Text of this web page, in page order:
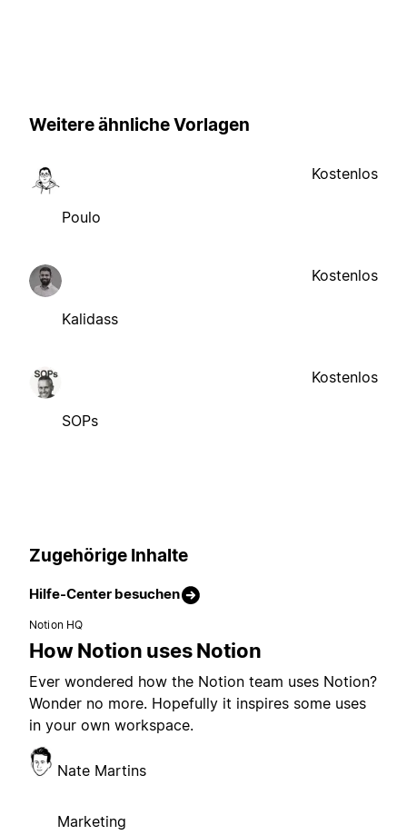
Weitere ähnliche Vorlagen
Poulo
Kostenlos
Kalidass
Kostenlos
SOPs
Kostenlos
Zugehörige Inhalte
Hilfe-Center besuchen
Notion HQ
How Notion uses Notion
Ever wondered how the Notion team uses Notion?
Wonder no more. Hopefully it inspires some uses
in your own workspace.
Nate Martins
Marketing